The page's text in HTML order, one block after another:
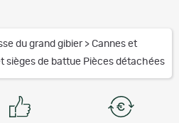
du grand gibier > Cannes et
sièges de battue Pièces détachées